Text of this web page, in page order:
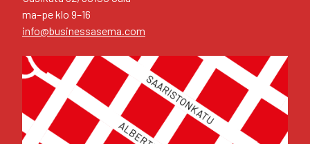
ma–pe klo 9–16
info@businessasema.com